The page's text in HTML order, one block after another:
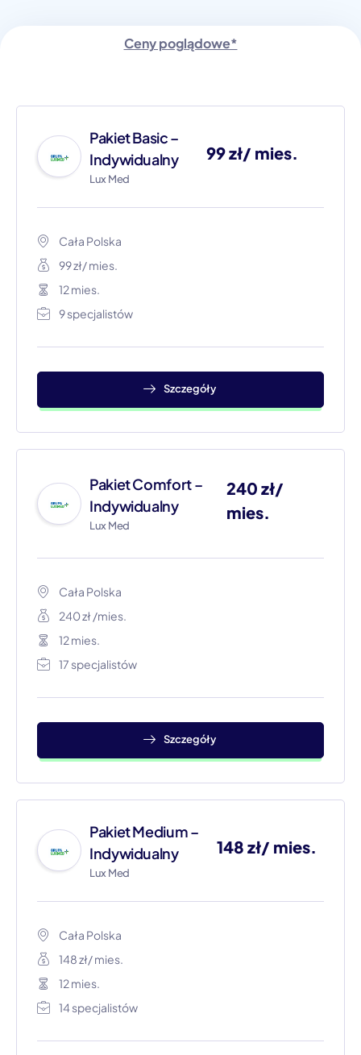
Ceny poglądowe*
Pakiet Basic –
Indywidualny
Lux Med
99 zł/ mies.
Cała Polska
99 zł/ mies.
12 mies.
9 specjalistów
Szczegóły
Pakiet Comfort –
Indywidualny
Lux Med
240 zł/
mies.
Cała Polska​
240 zł /mies.
12 mies.
17 specjalistów
Szczegóły
Pakiet Medium –
Indywidualny
Lux Med
148 zł/ mies.
Cała Polska​
148 zł/ mies.
12 mies.
14 specjalistów